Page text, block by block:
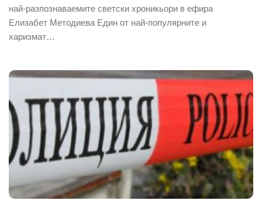
най-разпознаваемите светски хроникьори в ефира
Елизабет Методиева Един от най-популярните и
харизмат…